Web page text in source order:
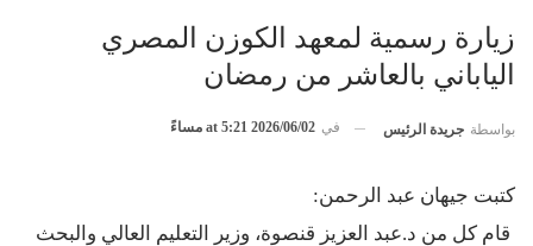
زيارة رسمية لمعهد الكوزن المصري
الياباني بالعاشر من رمضان
بواسطة جريدة الرئيس في 2026/06/02 at 5:21 مساءً
كتبت جيهان عبد الرحمن:
قام كل من د.عبد العزيز قنصوة، وزير التعليم العالي والبحث